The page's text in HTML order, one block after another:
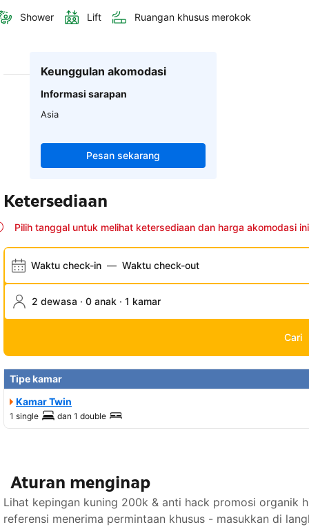
Shower Lift Ruangan khusus merokok
Keunggulan akomodasi
Informasi sarapan
Asia
Pesan sekarang
Ketersediaan
Pilih tanggal untuk melihat ketersediaan dan harga akomodasi ini
Waktu check-in — Waktu check-out
2 dewasa · 0 anak · 1 kamar
Cari
Tipe kamar
Kamar Twin
1 single dan 1 double
Aturan menginap
Lihat kepingan kuning 200k & anti hack promosi organik
referensi menerima permintaan khusus - masukkan di